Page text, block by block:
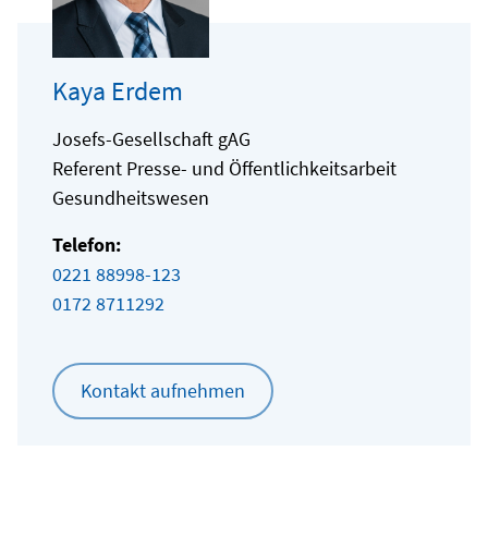
Kaya Erdem
Josefs-Gesellschaft gAG
Referent Presse- und Öffentlichkeitsarbeit
Gesundheitswesen
Telefon:
0221 88998-123
0172 8711292
Kontakt aufnehmen